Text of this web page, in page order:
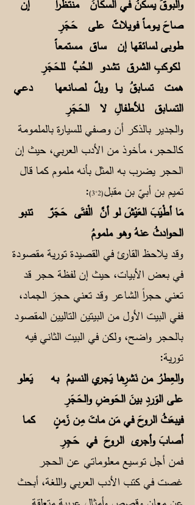
والبوقُ يسكنُ فـي السكَّانَ منتظراًإن
صاحَ يــوماً فويلاتٌ على حَجَرِ
طوبى لسائـقها إن ساق مستمعاً
لكوكبِ الشـرق تشدو الحُبَّ للحَجَرِ
همت تسـابقُ يــا ويلٌ لصانعهادعـي
التسـابق للأطفالِ لا الحَجَرِ
والجدير بالذكر أن وصفي للسيارة بالملمومة
كالحجر، مأخوذ من الأدب العربي، حيث إن
الحجر يضرب به المثل بأنه ملموم كما قال
تميم بن أبيّ بن مقبل(2‘3)
:
مَا أطْيَبَ العَيْشَ لو أنَّ الْفتَى حَجَرٌتنبو
الحوادثُ عنهُ وهو ملمومُ
وقد يلاحظ القارئ في القصيدة تورية مقصودة
في بعض الأبيات، حيث إن لفظة حجر قد
تعني حجراً الشاعر وقد تعني حجرَ الجماد،
ففي البيت الأول من البيتين التاليين المقصود
بالحجر واضح، ولكن في البيت الثاني فيه
تورية:
والعِطرُ من نَشرِها يَجري النسيمُ بهيَعلو
على الوَردِ بينَ الحَوضِ والحَجَرِ
فيبعَثُ الروحَ في مَن ماتَ مِن زَمنٍكما
أصابَ وأجرى الـروحَ في حَجِرِ
فمن أجل توسيع معلوماتي عن الحجر
غصت في كتب الأدب العربي واللغة، أبحث